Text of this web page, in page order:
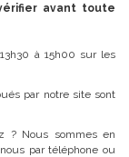
avant toute
à 15h00 sur les
par notre site sont
? Nous sommes en
par téléphone ou